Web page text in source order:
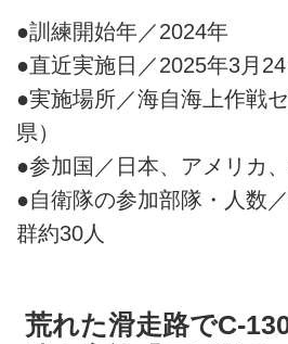
●訓練開始年／2024年
●直近実施日／2025年3月
●実施場所／海自海上作戦
県）
●参加国／日本、アメリカ
●自衛隊の参加部隊・人数
群約30人
荒れた滑走路でC-